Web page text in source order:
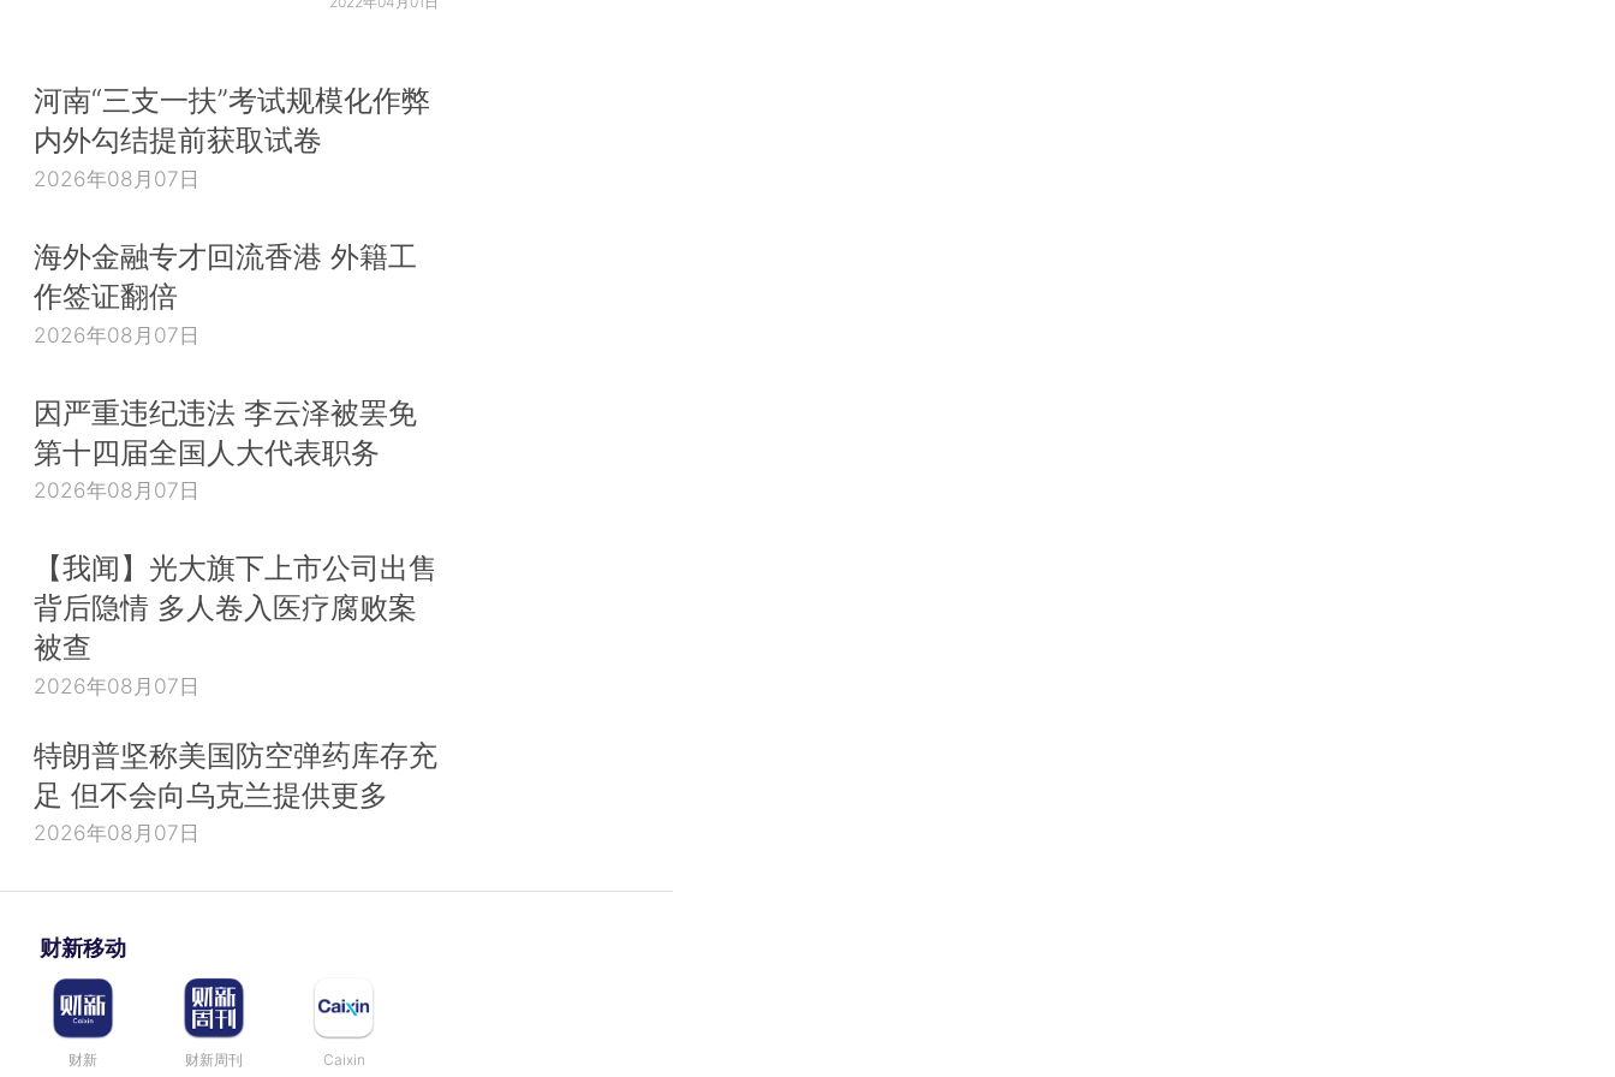
河南“三支一扶”考试规模化作弊
内外勾结提前获取试卷
2026年08月07日
海外金融专才回流香港 外籍工
作签证翻倍
2026年08月07日
因严重违纪违法 李云泽被罢免
第十四届全国人大代表职务
2026年08月07日
【我闻】光大旗下上市公司出售
背后隐情 多人卷入医疗腐败案
被查
2026年08月07日
特朗普坚称美国防空弹药库存充
足 但不会向乌克兰提供更多
2026年08月07日
财新移动
财新 财新周刊 Caixin